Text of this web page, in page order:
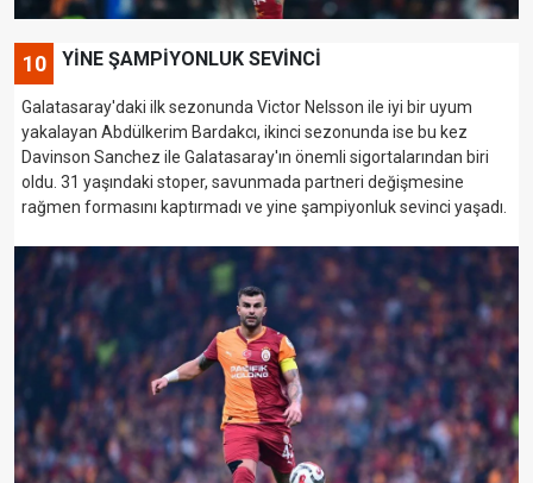
10 YİNE ŞAMPİYONLUK SEVİNCİ
Galatasaray'daki ilk sezonunda Victor Nelsson ile iyi bir uyum
yakalayan Abdülkerim Bardakcı, ikinci sezonunda ise bu kez
Davinson Sanchez ile Galatasaray'ın önemli sigortalarından biri
oldu. 31 yaşındaki stoper, savunmada partneri değişmesine
rağmen formasını kaptırmadı ve yine şampiyonluk sevinci yaşadı.